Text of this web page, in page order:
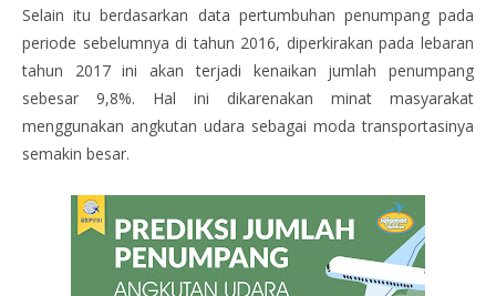
Selain itu berdasarkan data pertumbuhan penumpang pada
periode sebelumnya di tahun 2016, diperkirakan pada lebaran
tahun 2017 ini akan terjadi kenaikan jumlah penumpang
sebesar 9,8%. Hal ini dikarenakan minat masyarakat
menggunakan angkutan udara sebagai moda transportasinya
semakin besar.